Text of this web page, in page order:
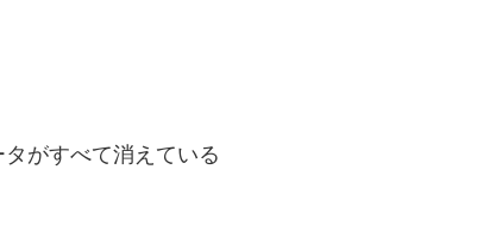
がすべて消えている